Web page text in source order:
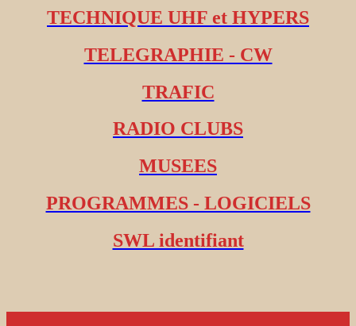
TECHNIQUE UHF et HYPERS
TELEGRAPHIE - CW
TRAFIC
RADIO CLUBS
MUSEES
PROGRAMMES - LOGICIELS
SWL identifiant